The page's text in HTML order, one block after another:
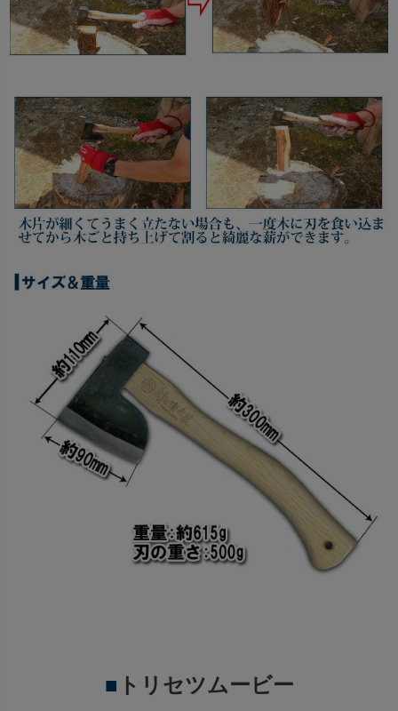
■ トリセツムービー